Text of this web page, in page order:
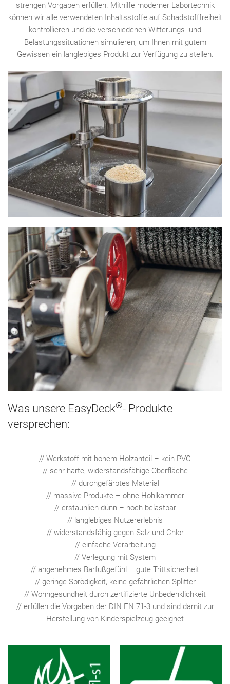
strengen Vorgaben erfüllen. Mithilfe moderner Labortechnik
können wir alle verwendeten Inhaltsstoffe auf Schadstofffreiheit
kontrollieren und die verschiedenen Witterungs- und
Belastungssituationen simulieren, um Ihnen mit gutem
Gewissen ein langlebiges Produkt zur Verfügung zu stellen.
Was unsere EasyDeck®- Produkte
versprechen:
// Werkstoff mit hohem Holzanteil – kein PVC
// sehr harte, widerstandsfähige Oberfläche
// durchgefärbtes Material
// massive Produkte – ohne Hohlkammer
// erstaunlich dünn – hoch belastbar
// langlebiges Nutzererlebnis
// widerstandsfähig gegen Salz und Chlor
// einfache Verarbeitung
// Verlegung mit System
// angenehmes Barfußgefühl – gute Trittsicherheit
// geringe Sprödigkeit, keine gefährlichen Splitter
// Wohngesundheit durch zertifizierte Unbedenklichkeit
// erfüllen die Vorgaben der DIN EN 71-3 und sind damit zur
Herstellung von Kinderspielzeug geeignet